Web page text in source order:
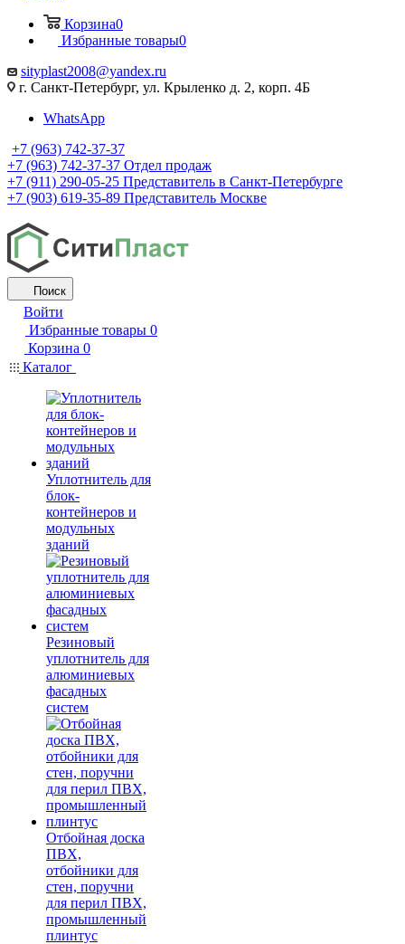
Корзина0
Избранные товары0
sityplast2008@yandex.ru
г. Санкт-Петербург, ул. Крыленко д. 2, корп. 4Б
WhatsApp
+7 (963) 742-37-37
+7 (963) 742-37-37 Отдел продаж
+7 (911) 290-05-25 Представитель в Санкт-Петербурге
+7 (903) 619-35-89 Представитель Москве
Поиск
Войти
Избранные товары 0
Корзина 0
Каталог
Уплотнитель для
блок-
контейнеров и
модульных
зданий
Резиновый
уплотнитель для
алюминиевых
фасадных
систем
Отбойная доска
ПВХ,
отбойники для
стен, поручни
для перил ПВХ,
промышленный
плинтус